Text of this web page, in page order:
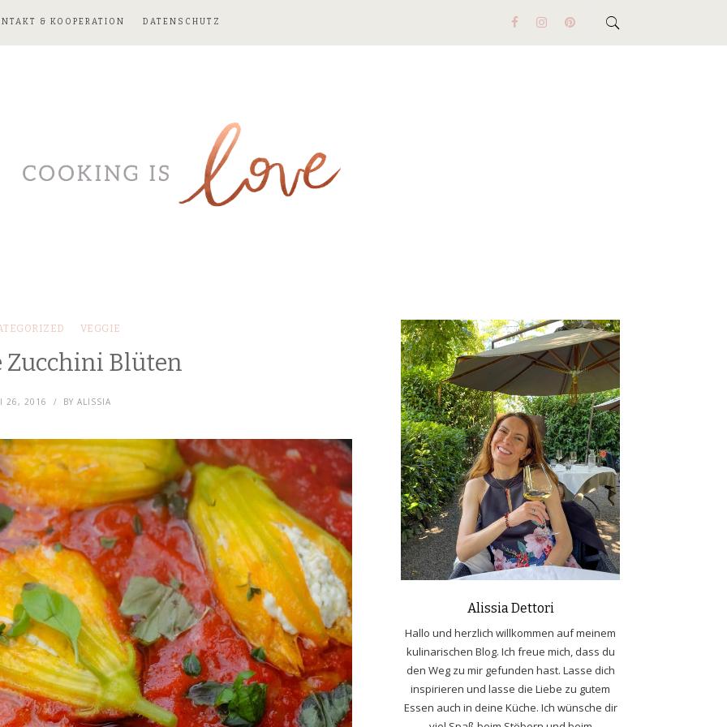
& KOOPERATION DATENSCHUTZ
VEGGIE
Zucchini Blüten
26, 2016 BY ALISSIA
Alissia Dettori
Hallo und herzlich willkommen auf meinem
kulinarischen Blog. Ich freue mich, dass du
den Weg zu mir gefunden hast. Lasse dich
inspirieren und lasse die Liebe zu gutem
Essen auch in deine Küche. Ich wünsche dir